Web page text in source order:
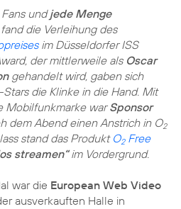
undjede Menge
fand die Verleihung des
im Düsseldorfer ISS
der mittlerweile als Oscar
gehandelt wird, gaben sich
die Klinke in die Hand. Mit
Mobilfunkmarke warSponsor
dem Abend einen Anstrich in O2
stand das Produkt O2Free
streamen“im Vordergrund.
war die European Web Video
ausverkauften Halle in